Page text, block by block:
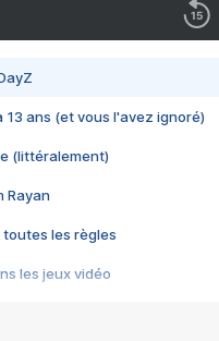
13 ans (et vous l'avez ignoré)
(littéralement)
Rayan
toutes les règles
les jeux vidéo